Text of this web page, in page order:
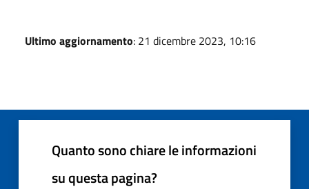
Ultimo aggiornamento: 21 dicembre 2023, 10:16
Quanto sono chiare le informazioni
su questa pagina?